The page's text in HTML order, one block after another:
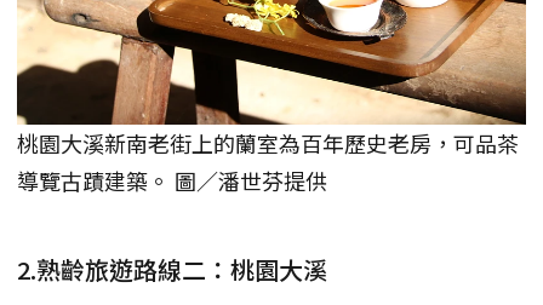
桃園大溪新南老街上的蘭室為百年歷史老房，可品茶
導覽古蹟建築。 圖／潘世芬提供
2.熟齡旅遊路線二：桃園大溪